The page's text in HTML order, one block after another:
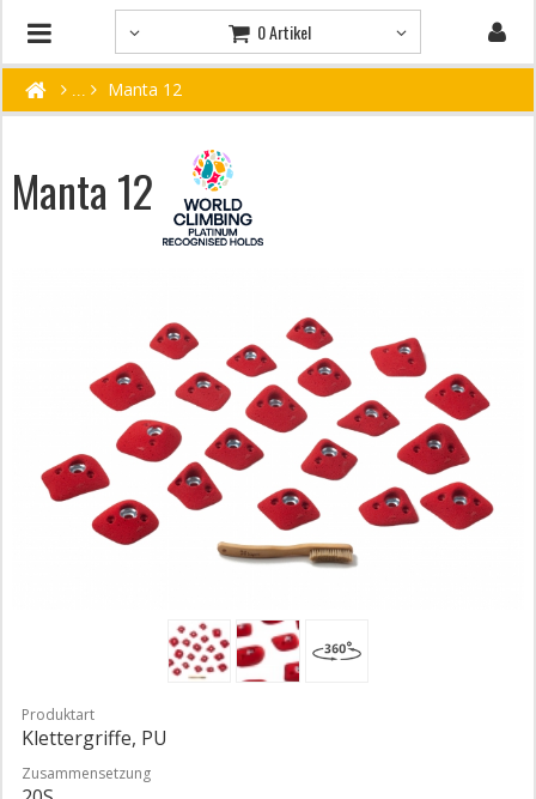
0 Artikel
Manta 12
Manta 12
Produktart
Klettergriffe, PU
Zusammensetzung